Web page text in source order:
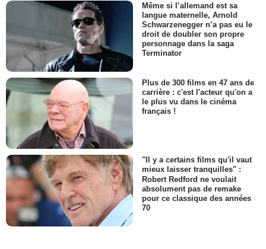
Même si l’allemand est sa
langue maternelle, Arnold
Schwarzenegger n’a pas eu le
droit de doubler son propre
personnage dans la saga
Terminator
Plus de 300 films en 47 ans de
carrière : c'est l'acteur qu'on a
le plus vu dans le cinéma
français !
"Il y a certains films qu'il vaut
mieux laisser tranquilles" :
Robert Redford ne voulait
absolument pas de remake
pour ce classique des années
70